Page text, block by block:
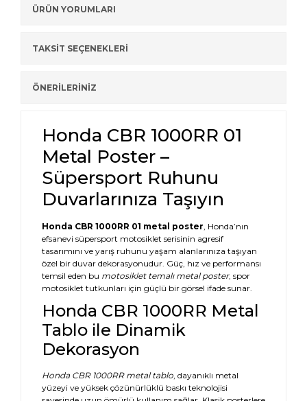
ÜRÜN YORUMLARI
TAKSİT SEÇENEKLERİ
ÖNERİLERİNİZ
Honda CBR 1000RR 01
Metal Poster –
Süpersport Ruhunu
Duvarlarınıza Taşıyın
Honda CBR 1000RR 01 metal poster, Honda’nın
efsanevi süpersport motosiklet serisinin agresif
tasarımını ve yarış ruhunu yaşam alanlarınıza taşıyan
özel bir duvar dekorasyonudur. Güç, hız ve performansı
temsil eden bu motosiklet temalı metal poster, spor
motosiklet tutkunları için güçlü bir görsel ifade sunar.
Honda CBR 1000RR Metal
Tablo ile Dinamik
Dekorasyon
Honda CBR 1000RR metal tablo, dayanıklı metal
yüzeyi ve yüksek çözünürlüklü baskı teknolojisi